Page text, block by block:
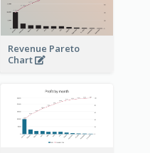
Revenue Pareto
Chart